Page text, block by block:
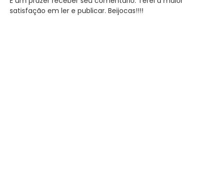
satisfação em ler e publicar. Beijocas!!!!